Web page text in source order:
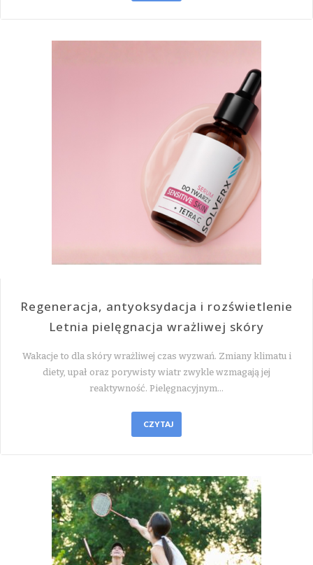
Regeneracja, antyoksydacja i rozświetlenie
Letnia pielęgnacja wrażliwej skóry
Wakacje to dla skóry wrażliwej czas wyzwań. Zmiany klimatu i
diety, upał oraz porywisty wiatr zwykle wzmagają jej
reaktywność. Pielęgnacyjnym…
CZYTAJ